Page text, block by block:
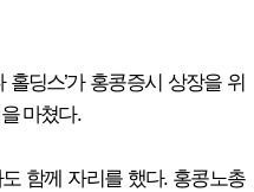
딩스’가 홍콩증시 상장을 위
마쳤다.
함께 자리를 했다. 홍콩노총